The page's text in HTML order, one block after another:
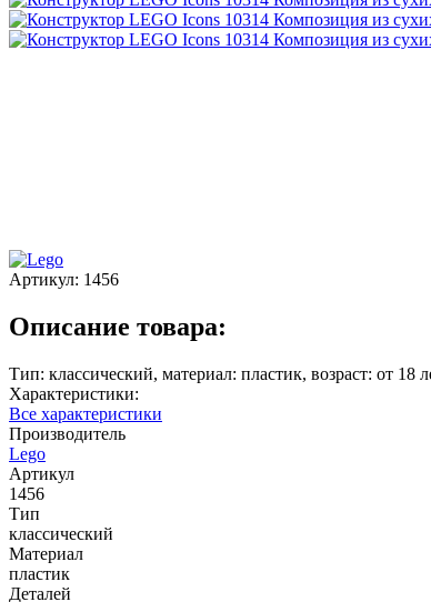
Артикул: 1456
Описание товара:
Тип: классический, материал: пластик, возраст: от
Характеристики:
Все характеристики
Производитель
Lego
Артикул
1456
Тип
классический
Материал
пластик
Деталей